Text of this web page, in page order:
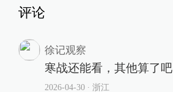
评论
徐记观察
寒战还能看，其他算了吧
2026-04-30∙ 浙江